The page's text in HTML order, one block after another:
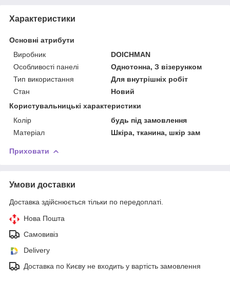
Характеристики
Основні атрибути
Виробник
DOICHMAN
Особливості панелі
Однотонна, З візерунком
Тип використання
Для внутрішніх робіт
Стан
Новий
Користувальницькі характеристики
Колір
будь під замовлення
Матеріал
Шкіра, тканина, шкір зам
Приховати
Умови доставки
Доставка здійснюється тільки по передоплаті.
Нова Пошта
Самовивіз
Delivery
Доставка по Києву не входить у вартість замовлення